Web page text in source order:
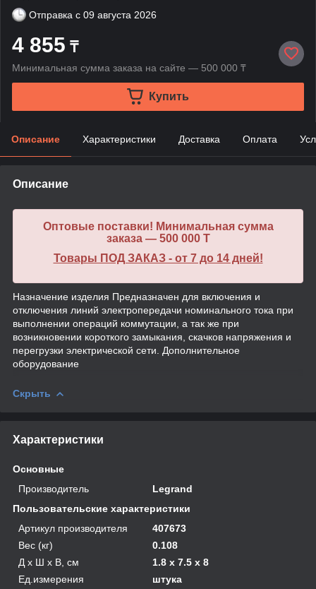
Отправка с 09 августа 2026
4 855 ₸
Минимальная сумма заказа на сайте — 500 000 ₸
Купить
Описание Характеристики Доставка Оплата
Описание
Оптовые поставки! Минимальная сумма
заказа — 500 000 T
Товары ПОД ЗАКАЗ - от 7 до 14 дней!
Назначение изделия Предназначен для включения и
отключения линий электропередачи номинального тока при
выполнении операций коммутации, а так же при
возникновении короткого замыкания, скачков напряжения и
перегрузки электрической сети. Дополнительное
оборудование
Скрыть
Характеристики
Основные
Производитель
Legrand
Пользовательские характеристики
Артикул производителя
407673
Вес (кг)
0.108
Д х Ш х В, см
1.8 x 7.5 x 8
Ед.измерения
штука